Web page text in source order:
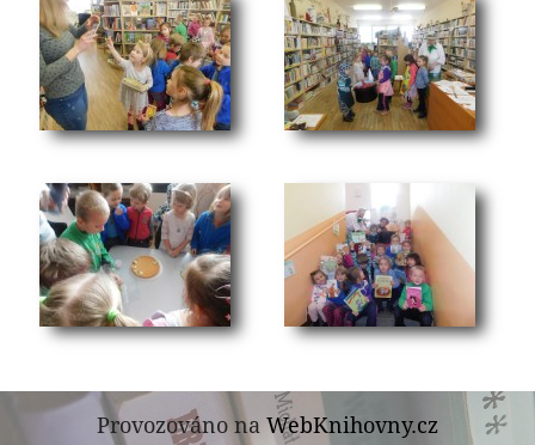
Provozováno na WebKnihovny.cz